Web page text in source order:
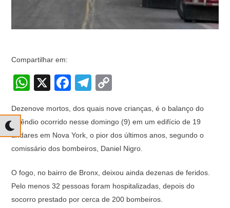
Compartilhar em:
W
at
s
A
p
X
F
c
e
b
o
o
k
T
e
gr
a
m
p
y
Li
k
Dezenove mortos, dos quais nove crianças, é o balanço do
incêndio ocorrido nesse domingo (9) em um edifício de 19
andares em Nova York, o pior dos últimos anos, segundo o
comissário dos bombeiros, Daniel Nigro.
O fogo, no bairro de Bronx, deixou ainda dezenas de feridos.
Pelo menos 32 pessoas foram hospitalizadas, depois do
socorro prestado por cerca de 200 bombeiros.